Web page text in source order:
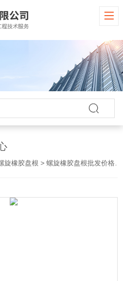
旋橡胶盘根 > 螺旋橡胶盘根批发价格厂家直接供应